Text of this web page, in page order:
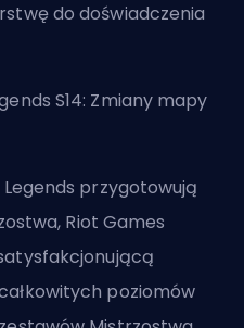
do doświadczenia
S14: Zmiany mapy
przygotowują
Riot Games
poziomów